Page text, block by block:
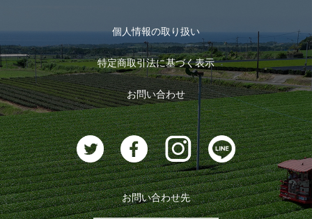
お茶のギフト
おすすめのお茶
お茶に合うスイーツ
ログイン
ログアウト
個人情報の取り扱い
特定商取引法に基づく表示
お問い合わせ
お問い合わせ先